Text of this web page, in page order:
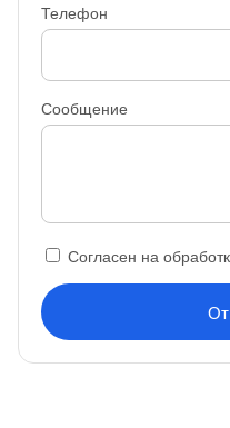
Телефон
Сообщение
Согласен на